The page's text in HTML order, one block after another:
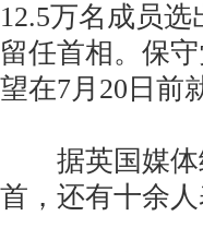
12.5万名成员
留任首相。保
望在7月20日前
据英国媒体
首，还有十余